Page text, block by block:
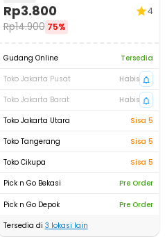
Rp3.800
Rp14.900 75%
4
Gudang Online
Tersedia
Toko Jakarta Pusat
Habis
Toko Jakarta Barat
Habis
Toko Jakarta Utara
Sisa 5
Toko Tangerang
Sisa 5
Toko Cikupa
Sisa 5
Pick n Go Bekasi
Pre Order
Pick n Go Depok
Pre Order
Tersedia di 3 lokasi lain